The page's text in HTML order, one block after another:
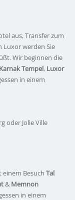
aus, Transfer zum
Luxor werden Sie
Wir beginnen die
Karnak Tempel, Luxor
in einem
oder Jolie Ville
Besuch Tal
& Memnon
in einem